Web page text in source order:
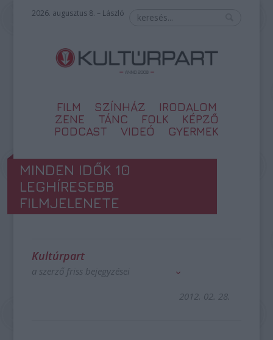
2026. augusztus 8. – László
FILM SZÍNHÁZ
IRODALOM
ZENE
TÁNC FOLK
KÉPZŐ
PODCAST
VIDEÓ GYERMEK
MINDEN IDŐK 10
LEGHÍRESEBB
FILMJELENETE
Kultúrpart
a szerző friss bejegyzései
2012. 02. 28.